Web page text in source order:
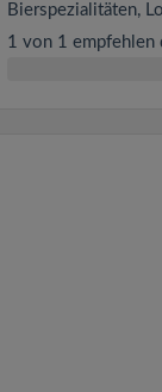
Bierspezialitäten,
1 von 1 empfehlen